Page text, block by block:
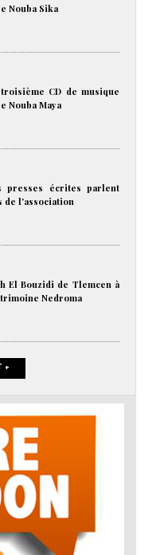
Nouba Sika
CD de musique
Nouba Maya
presses écrites parlent
de l'association
El Bouzidi de Tlemcen à
Nedroma
+